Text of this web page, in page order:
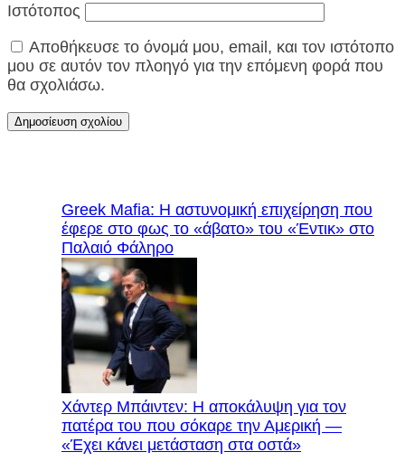
Ιστότοπος
Αποθήκευσε το όνομά μου, email, και τον ιστότοπο
μου σε αυτόν τον πλοηγό για την επόμενη φορά που
θα σχολιάσω.
Greek Mafia: Η αστυνομική επιχείρηση που
έφερε στο φως το «άβατο» του «Έντικ» στο
Παλαιό Φάληρο
Χάντερ Μπάιντεν: Η αποκάλυψη για τον
πατέρα του που σόκαρε την Αμερική —
«Έχει κάνει μετάσταση στα οστά»